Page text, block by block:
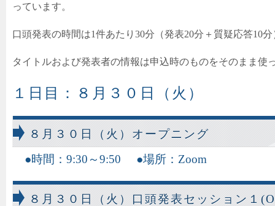
っています。
口頭発表の時間は1件あたり30分（発表20分＋質疑応答10
タイトルおよび発表者の情報は申込時のものをそのまま使
１日目：８月３０日（火）
８月３０日（火）オープニング
時間：9:30～9:50
場所：Zoom
８月３０日（火）口頭発表セッション１